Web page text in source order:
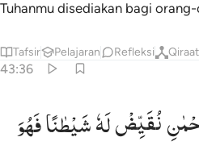
Tuhanmu disediakan bagi
Tafsir Pelajaran Refleksi Qiraat
43:36
شيطانا فهو له قرين ٣٦
لَهُۥ شَيْطَـٰنًۭا فَهُوَ لَهُۥ قَرِينٌۭ ٣٦
نُقَیِّضْلَهٗشَیْطٰنًافَهُوَ